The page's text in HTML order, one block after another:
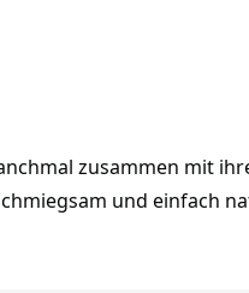
zusammen mit
und einfach